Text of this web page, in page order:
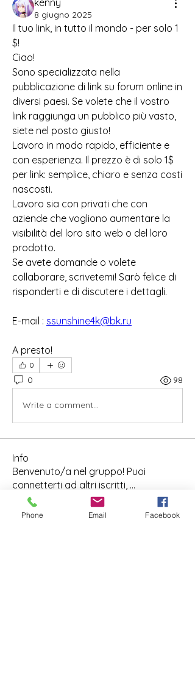
8 giugno 2025
Il tuo link, in tutto il mondo - per solo 1
$!
Ciao!
Sono specializzata nella
pubblicazione di link su forum online in
diversi paesi. Se volete che il vostro
link raggiunga un pubblico più vasto,
siete nel posto giusto!
Lavoro in modo rapido, efficiente e
con esperienza. Il prezzo è di solo 1$
per link: semplice, chiaro e senza costi
nascosti.
Lavoro sia con privati che con
aziende che vogliono aumentare la
visibilità del loro sito web o del loro
prodotto.
Se avete domande o volete
collaborare, scrivetemi! Sarò felice di
risponderti e di discutere i dettagli.
E-mail : ssunshine4k@bk.ru
A presto!
0
0 98
Write a comment...
Info
Benvenuto/a nel gruppo! Puoi
connetterti ad altri iscritti, ...
Continua a Leggere
Phone Email Facebook